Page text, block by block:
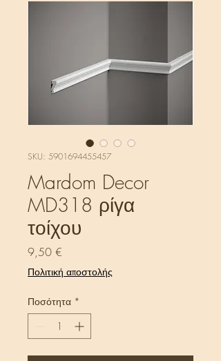
SKU: 5901694455457
Mardom Decor
MD318 ρίγα
τοίχου
9,50 €
Πολιτική αποστολής
Ποσότητα *